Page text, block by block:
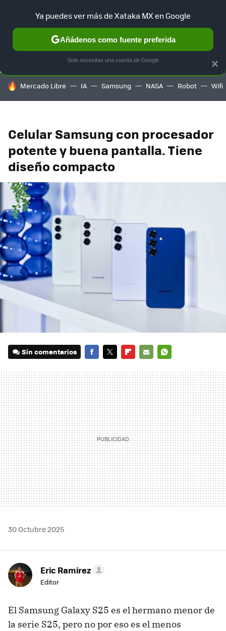
SELECCIÓN GAMING HOME AUTO TERRITORIO
HOY SE HABLA DE
Mercado Libre IA Samsung NASA Robot Wifi
Celular Samsung con procesador
potente y buena pantalla. Tiene
diseño compacto
Sin comentarios
MAIL
30 Octubre 2025
Eric Ramirez
Editor
El Samsung Galaxy S25 es el hermano menor de
la serie S25, pero no por eso es el menos
×
Ya puedes ver más de Xataka MX en Google
Añádenos como fuente preferida
Solo necesitas una cuenta de Google